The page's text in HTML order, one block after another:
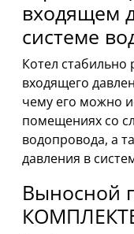
входящем
системе
Котел стабильно
входящего
чему его можно
помещениях со
водопровода, а
давления в
Выносной